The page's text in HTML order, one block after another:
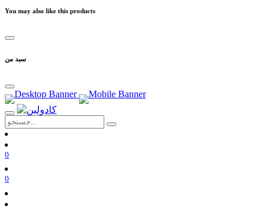
You may also like this products
سبد من
0
0